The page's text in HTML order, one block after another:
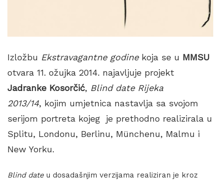
Izložbu Ekstravagantne godinekoja se u MMSU
otvara 11. ožujka 2014. najavljuje projekt
Jadranke Kosorčić, Blind date Rijeka
2013/14, kojim umjetnica nastavlja sa svojom
serijom portreta kojeg je prethodno realizirala u
Splitu, Londonu, Berlinu, Münchenu, Malmu i
New Yorku.
Blind date u dosadašnjim verzijama realiziran je kroz